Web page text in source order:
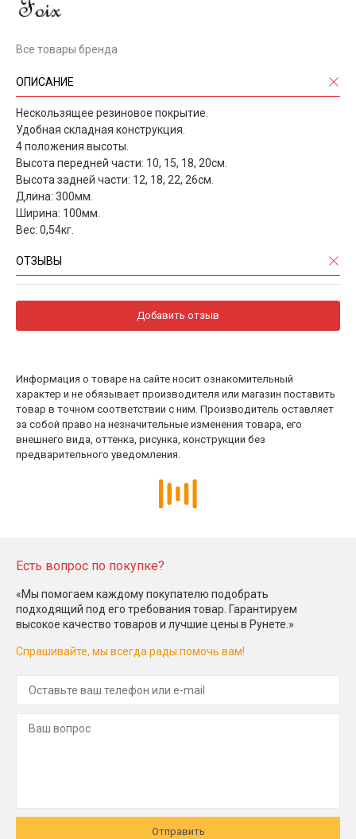
Все товары бренда
ОПИСАНИЕ
Нескользящее резиновое покрытие.
Удобная складная конструкция.
4 положения высоты.
Высота передней части: 10, 15, 18, 20см.
Высота задней части: 12, 18, 22, 26см.
Длина: 300мм.
Ширина: 100мм.
Вес: 0,54кг.
ОТЗЫВЫ
Добавить отзыв
Информация о товаре на сайте носит ознакомительный
характер и не обязывает производителя или магазин поставить
товар в точном соответствии с ним. Производитель оставляет
за собой право на незначительные изменения товара, его
внешнего вида, оттенка, рисунка, конструкции без
предварительного уведомления.
Есть вопрос по покупке?
«Мы помогаем каждому покупателю подобрать
подходящий под его требования товар. Гарантируем
высокое качество товаров и лучшие цены в Рунете.»
Спрашивайте, мы всегда рады помочь вам!
Отправить